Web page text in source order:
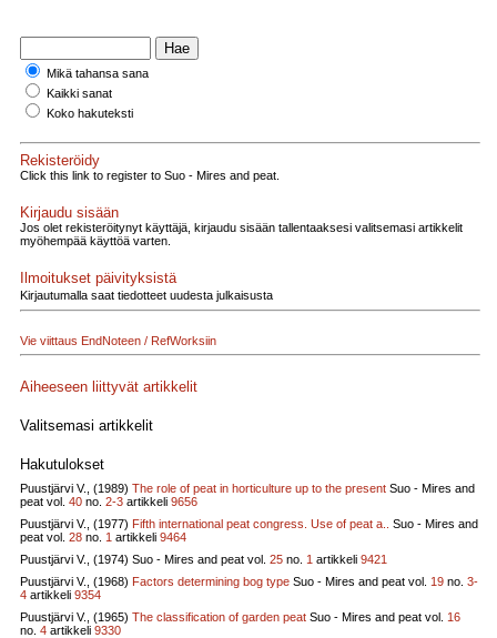
Mikä tahansa sana
Kaikki sanat
Koko hakuteksti
Rekisteröidy
Click this link to register to Suo - Mires and peat.
Kirjaudu sisään
Jos olet rekisteröitynyt käyttäjä, kirjaudu sisään tallentaaksesi valitsemasi artikkelit
myöhempää käyttöä varten.
Ilmoitukset päivityksistä
Kirjautumalla saat tiedotteet uudesta julkaisusta
Vie viittaus EndNoteen / RefWorksiin
Aiheeseen liittyvät artikkelit
Valitsemasi artikkelit
Hakutulokset
Puustjärvi V., (1989) The role of peat in horticulture up to the present Suo - Mires and
peat vol. 40 no. 2-3 artikkeli 9656
Puustjärvi V., (1977) Fifth international peat congress. Use of peat a..
Suo - Mires and
peat vol. 28 no. 1 artikkeli 9464
Puustjärvi V., (1974) Suo - Mires and peat vol. 25 no. 1 artikkeli 9421
Puustjärvi V., (1968) Factors determining bog type Suo - Mires and peat vol. 19 no. 3-
4 artikkeli 9354
Puustjärvi V., (1965) The classification of garden peat Suo - Mires and peat vol. 16
no. 4 artikkeli 9330